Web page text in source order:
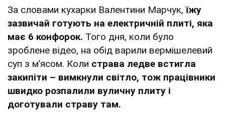
За словами кухарки Валентини Марчук,їжу
зазвичай готують на електричній плиті, яка
має 6 конфорок. Того дня, коли було
зроблене відео, на обід варили вермішелевий
суп з мʼясом. Коли страва ледве встигла
закипіти – вимкнули світло, тож працівники
швидко розпалили вуличну плиту і
доготували страву там.